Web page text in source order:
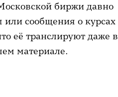
биржи давно
сообщения о курсах
её транслируют даже в
материале.